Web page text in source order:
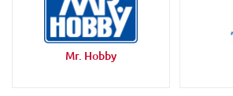
Mr. Hobby